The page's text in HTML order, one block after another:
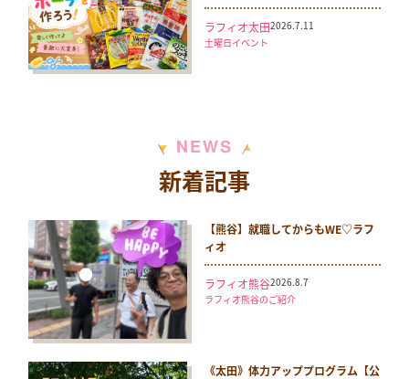
ラフィオ太田2026.7.11
土曜日イベント
NEWS
新着記事
【熊谷】就職してからもWE♡ラフ
ィオ
ラフィオ熊谷2026.8.7
ラフィオ熊谷のご紹介
《太田》体力アッププログラム【公